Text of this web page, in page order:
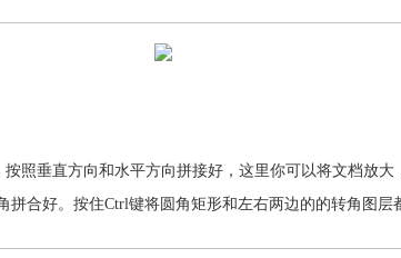
垂直方向和水平方向拼接好，这里你可以将文档放大
合好。按住Ctrl键将圆角矩形和左右两边的的转角图层